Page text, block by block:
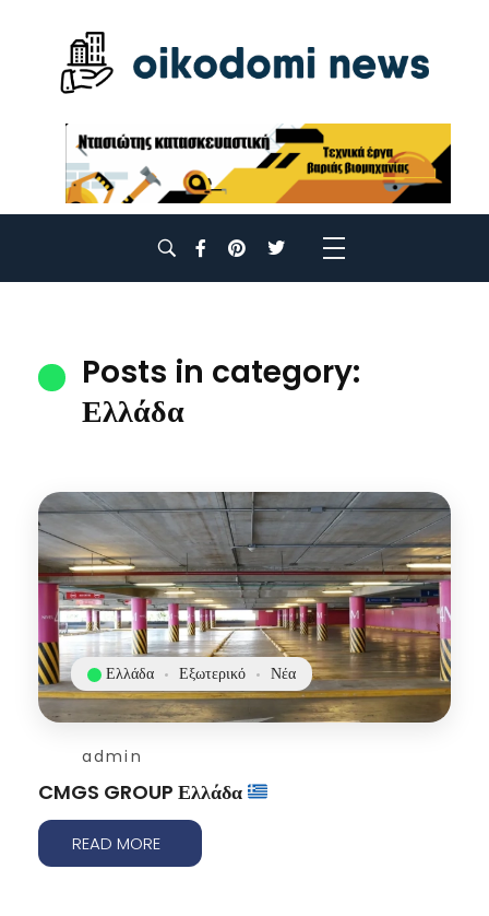
Posts in category:
Ελλάδα
admin
Ελλάδα Εξωτερικό Νέα
CMGS GROUP Ελλάδα
READ MORE